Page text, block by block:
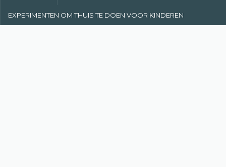
EXPERIMENTEN OM THUIS TE DOEN VOOR KINDEREN